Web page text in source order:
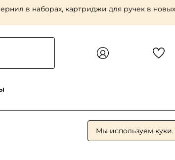
числе лён крупного и репинского зерна —
Мы используем куки.